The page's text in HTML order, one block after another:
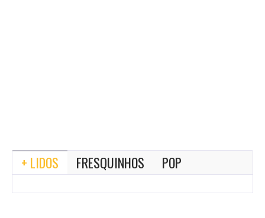
+ LIDOS FRESQUINHOS POP